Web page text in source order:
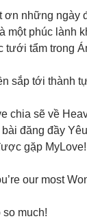
ơn những ngày
một phúc lành
tưới tẩm trong
sắp tới thành
chia sẽ về
đăng đầy
gặp MyLove!
our most
so much!